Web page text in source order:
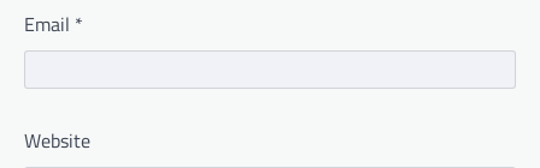
Email *
Website